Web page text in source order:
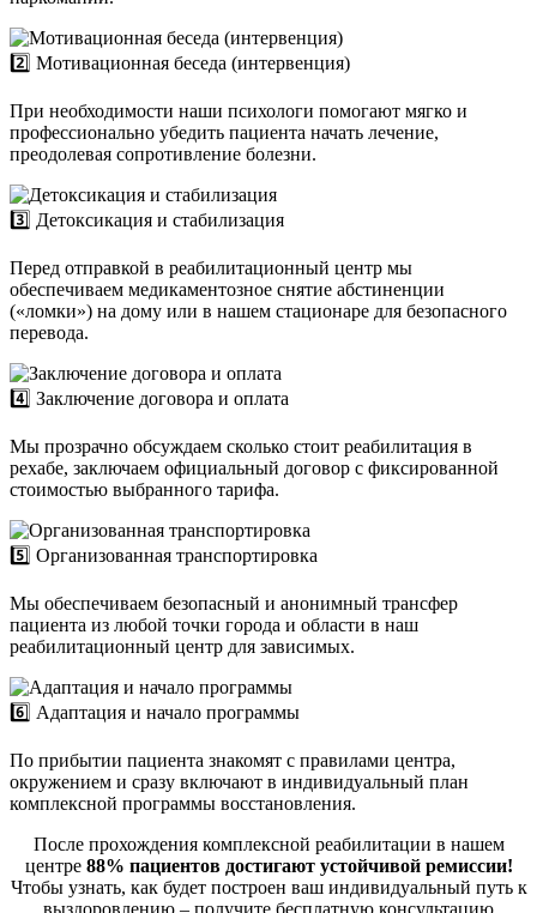
2️⃣ Мотивационная беседа (интервенция)
При необходимости наши психологи помогают мягко и
профессионально убедить пациента начать лечение,
преодолевая сопротивление болезни.
3️⃣ Детоксикация и стабилизация
Перед отправкой в реабилитационный центр мы
обеспечиваем медикаментозное снятие абстиненции
(«ломки») на дому или в нашем стационаре для безопасного
перевода.
4️⃣ Заключение договора и оплата
Мы прозрачно обсуждаем сколько стоит реабилитация в
рехабе, заключаем официальный договор с фиксированной
стоимостью выбранного тарифа.
5️⃣ Организованная транспортировка
Мы обеспечиваем безопасный и анонимный трансфер
пациента из любой точки города и области в наш
реабилитационный центр для зависимых.
6️⃣ Адаптация и начало программы
По прибытии пациента знакомят с правилами центра,
окружением и сразу включают в индивидуальный план
комплексной программы восстановления.
После прохождения комплексной реабилитации в нашем
центре 88% пациентов достигают устойчивой ремиссии!
Чтобы узнать, как будет построен ваш индивидуальный путь к
выздоровлению – получите бесплатную консультацию